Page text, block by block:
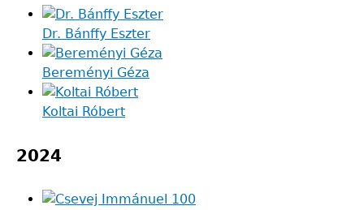
Dr. Bánffy Eszter
Bereményi Géza
Koltai Róbert
2024